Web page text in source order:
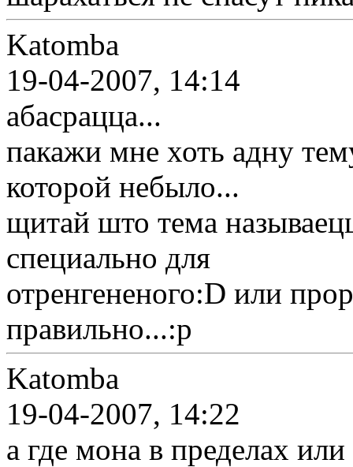
Katomba
19-04-2007, 14:14
абасрацца...
пакажи мне хоть адну
которой небыло...
щитай што тема
специально для
отренгененого:D или
правильно...:p
Katomba
19-04-2007, 14:22
а где мона в пределах